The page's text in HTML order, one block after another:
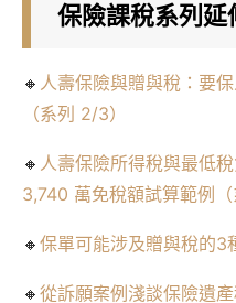
保險課稅系列延
🔸 人壽保險與贈與稅：要
（系列 2/3）
🔸 人壽保險所得稅與最低
3,740 萬免稅額試算範例（
🔸 保單可能涉及贈與稅的3
🔸 從訴願案例淺談保險遺